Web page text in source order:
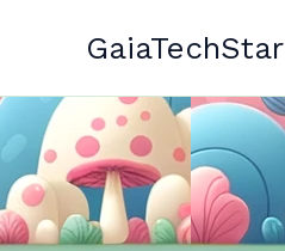
GaiaTechStar